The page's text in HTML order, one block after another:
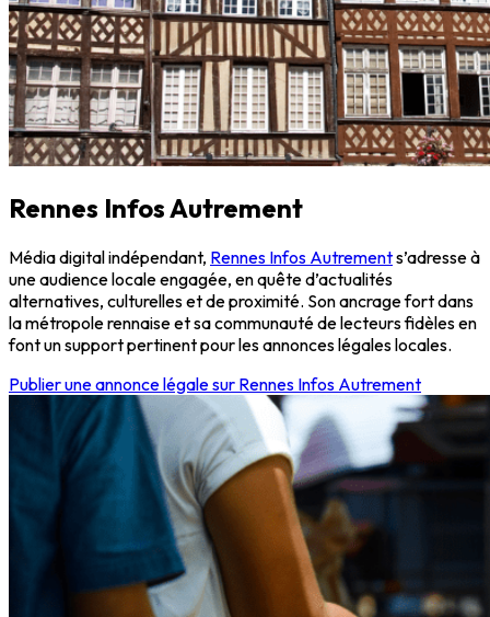
Rennes Infos Autrement
Média digital indépendant, Rennes Infos Autrements’adresse à
une audience locale engagée, en quête d’actualités
alternatives, culturelles et de proximité. Son ancrage fort dans
la métropole rennaise et sa communauté de lecteurs fidèles en
font un support pertinent pour les annonces légales locales.
Publier une annonce légale sur Rennes Infos Autrement